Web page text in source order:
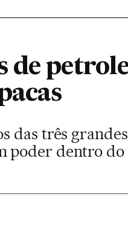
de
das três
poder dentro